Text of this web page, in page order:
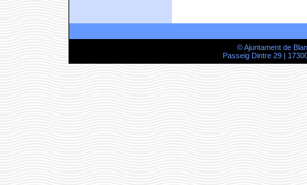
© Ajuntament de
Passeig Dintre 29 |